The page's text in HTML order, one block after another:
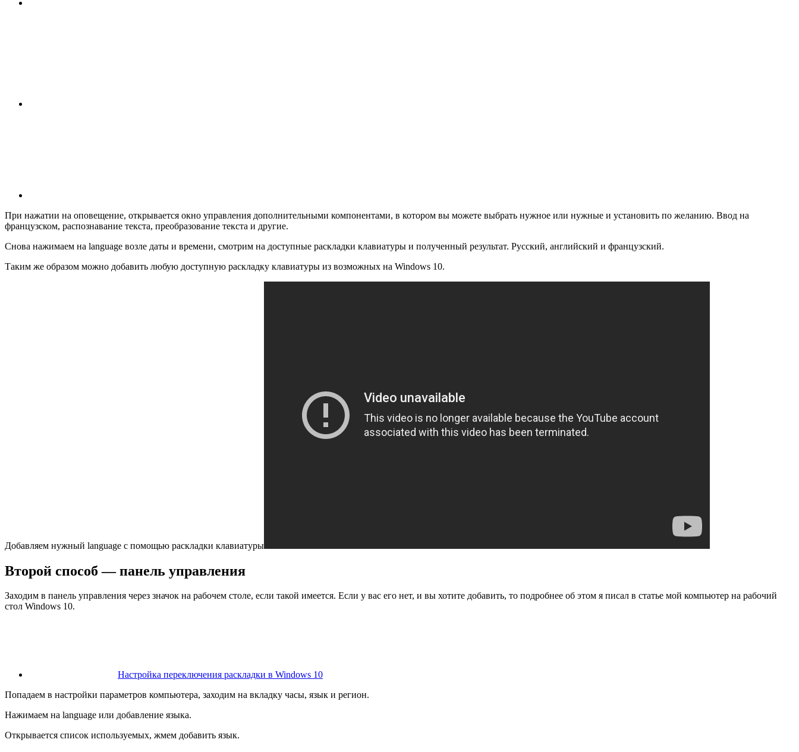
При нажатии на оповещение, открывается окно управления дополнительными компонентами, в котором вы можете выбрать нужное или нужные и установить по желанию. Ввод на
французском, распознавание текста, преобразование текста и другие.
Снова нажимаем на language возле даты и времени, смотрим на доступные раскладки клавиатуры и полученный результат. Русский, английский и французский.
Таким же образом можно добавить любую доступную раскладку клавиатуры из возможных на Windows 10.
Добавляем нужный language с помощью раскладки клавиатуры
Второй способ — панель управления
Заходим в панель управления через значок на рабочем столе, если такой имеется. Если у вас его нет, и вы хотите добавить, то подробнее об этом я писал в статье мой компьютер на рабочий
стол Windows 10.
Настройка переключения раскладки в Windows 10
Попадаем в настройки параметров компьютера, заходим на вкладку часы, язык и регион.
Нажимаем на language или добавление языка.
Открывается список используемых, жмем добавить язык.